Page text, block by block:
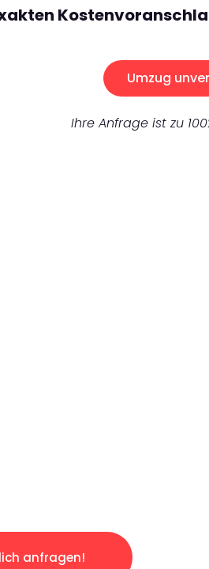
Umzug
Ihre Anfrage ist zu
anfragen!